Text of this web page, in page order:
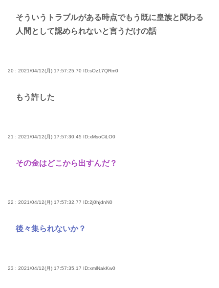
そういうトラブルがある時点でもう既に皇族と関わる
人間として認められないと言うだけの話
20 : 2021/04/12(月) 17:57:25.70 ID:sOz17QRm0
もう許した
21 : 2021/04/12(月) 17:57:30.45 ID:xMsoCiLO0
その金はどこから出すんだ？
22 : 2021/04/12(月) 17:57:32.77 ID:2j0hjdnN0
後々集られないか？
23 : 2021/04/12(月) 17:57:35.17 ID:xmlNakKw0